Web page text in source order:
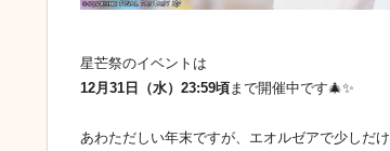
星芒祭のイベントは
12月31日（水）23:59頃まで開催中です🎄✨
あわただしい年末ですが、エオルゼアで少しだけ